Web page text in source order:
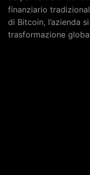
finanziario
di Bitcoin, l’azienda
trasformazione